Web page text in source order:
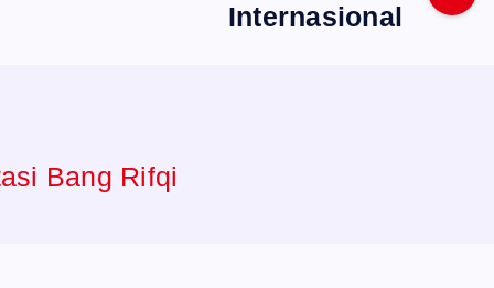
Internasional
Bang Rifqi